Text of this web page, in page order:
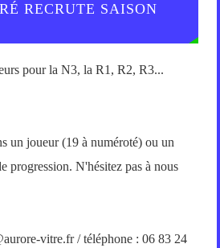
RECRUTE SAISON
pour la N3, la R1, R2, R3...
un joueur (19 à numéroté) ou un
progression. N'hésitez pas à nous
vitre.fr / téléphone : 06 83 24